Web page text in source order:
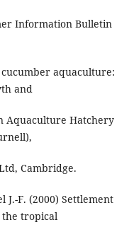
Information Bulletin
cucumber aquaculture:
and
Aquaculture Hatchery
Cambridge.
J.-F. (2000) Settlement
tropical